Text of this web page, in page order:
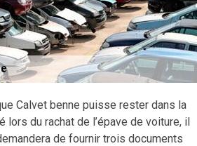
Calvet benne puisse rester dans la
lors du rachat de l’épave de voiture, il
de fournir trois documents